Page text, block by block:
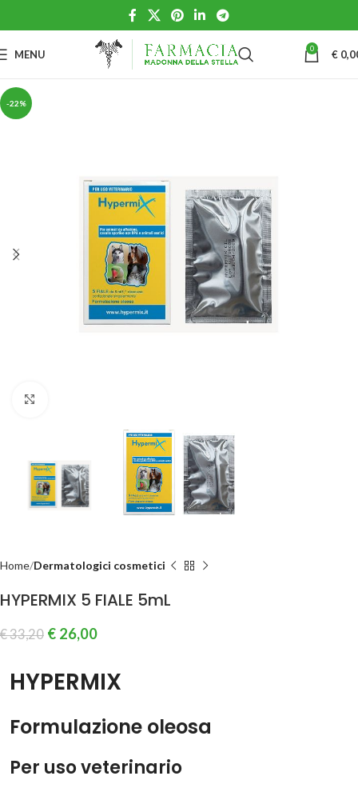
MENU 0 €
-22%
Home Dermatologici cosmetici
HYPERMIX 5 FIALE 5mL
€33,20 € 26,00
HYPERMIX
Formulazione oleosa
Per uso veterinario